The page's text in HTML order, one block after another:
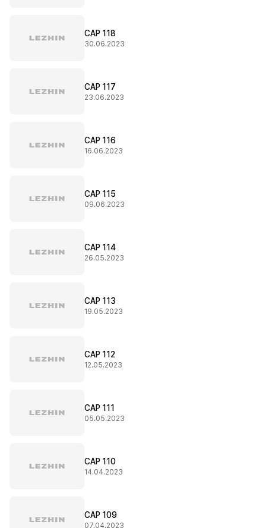
CAP 118
30.06.2023
CAP 117
23.06.2023
CAP 116
16.06.2023
CAP 115
09.06.2023
CAP 114
26.05.2023
CAP 113
19.05.2023
CAP 112
12.05.2023
CAP 111
05.05.2023
CAP 110
14.04.2023
CAP 109
07.04.2023